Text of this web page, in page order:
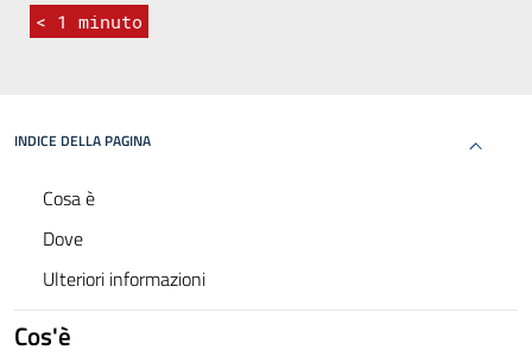
< 1 minuto
INDICE DELLA PAGINA
Cosa è
Dove
Ulteriori informazioni
Cos'è